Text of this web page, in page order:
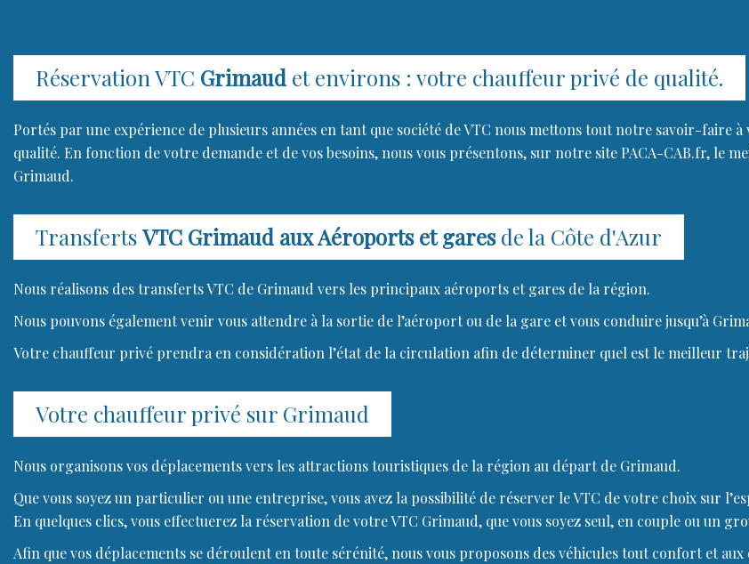
Réservation VTC Grimaud et environs : votre chauffeur privé de qualité.
Portés par une expérience de plusieurs années en tant que société de VTC nous mettons tout notre savoir-faire
qualité. En fonction de votre demande et de vos besoins, nous vous présentons, sur notre site PACA-CAB.fr,
Grimaud.
TransfertsVTC Grimaud aux Aéroports et garesde la Côte d'Azur
Nous réalisons des transferts VTC de Grimaud vers les principaux aéroports et gares de la région.
Nous pouvons également venir vous attendre à la sortie de l’aéroport ou de la gare et vous conduire jusqu’à
Votre chauffeur privé prendra en considération l’état de la circulation afin de déterminer quel est le meilleur
Votre chauffeur privé sur Grimaud
Nous organisons vos déplacements vers les attractions touristiques de la région au départ de Grimaud.
Que vous soyez un particulier ou une entreprise, vous avez la possibilité de réserver le VTC de votre choix sur
En quelques clics, vous effectuerez la réservation de votre VTC Grimaud, que vous soyez seul, en couple ou un
Afin que vos déplacements se déroulent en toute sérénité, nous vous proposons des véhicules tout confort et aux